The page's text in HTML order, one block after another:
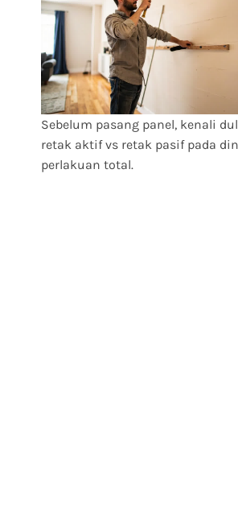
Sebelum pasang panel, kenali
retak aktif vs retak pasif pada
perlakuan total.